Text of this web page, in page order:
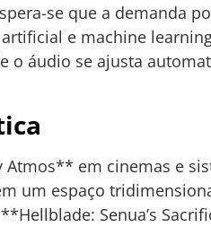
se que a demanda
e machine
o áudio se ajusta
em cinemas e
um espaço
Senua’s